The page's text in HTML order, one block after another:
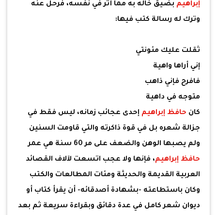
إبراهيم بضيق خاله به مما أثّر في نفسه، فرحل عنه
وترك له رسالة كتب فيها:
ثقلت عليك مئونتي
إني أراها واهية
فافرح فإني ذاهب
متوجه في داهية
كان حافظ إبراهيم إحدى عجائب زمانه، ليس فقط في
جزالة شعره بل في قوة ذاكرته والتي قاومت السنين
ولم يصبها الوهن والضعف على مر 60 سنة هي عمر
حافظ إبراهيم، فإنها ولا عجب اتسعت لآلاف القصائد
العربية القديمة والحديثة ومئات المطالعات والكتب
وكان باستطاعته -بشهادة أصدقائه- أن يقرأ كتاب أو
ديوان شعر كامل في عدة دقائق وبقراءة سريعة ثم بعد